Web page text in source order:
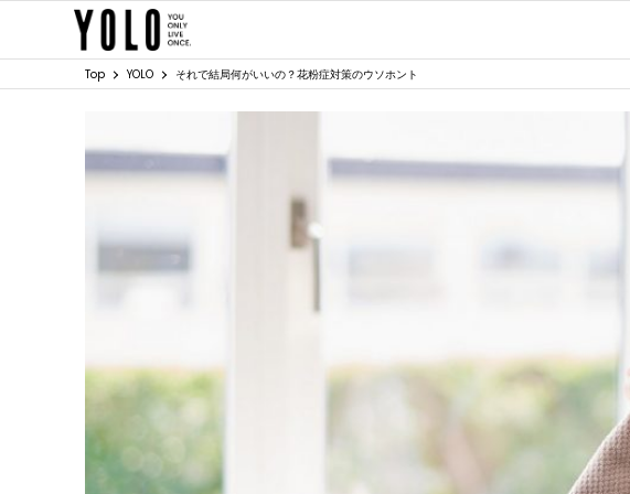
Top YOLO それで結局何がいいの？花粉症対策のウソホント